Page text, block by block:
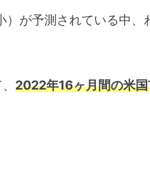
）が予測されている中、
2022年16ヶ月間の米